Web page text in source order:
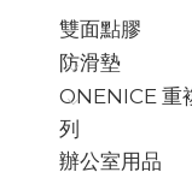
雙面點膠
防滑墊
ONENICE 重
列
辦公室用品